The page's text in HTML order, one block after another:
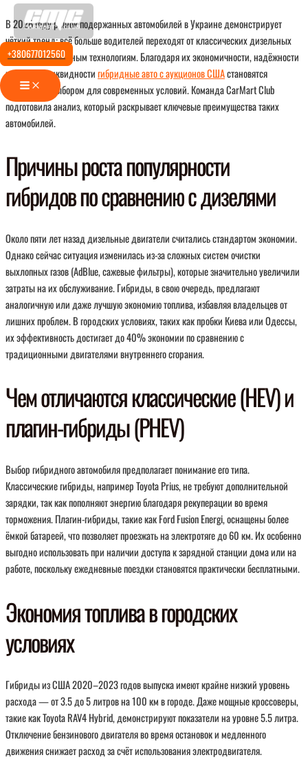
Перейти
к
содержимому
+380677012560
Main
Menu
В 2026 году рынок подержанных автомобилей в Украине демонстрирует
чёткий тренд: всё больше водителей переходят от классических дизельных
моторов к гибридным технологиям. Благодаря их экономичности, надёжности
и высокой ликвидностигибридные авто с аукционов СШАстановятся
идеальным выбором для современных условий. Команда CarMart Club
подготовила анализ, который раскрывает ключевые преимущества таких
автомобилей.
Причины роста популярности
гибридов по сравнению с дизелями
Около пяти лет назад дизельные двигатели считались стандартом экономии.
Однако сейчас ситуация изменилась из-за сложных систем очистки
выхлопных газов (AdBlue, сажевые фильтры), которые значительно увеличили
затраты на их обслуживание. Гибриды, в свою очередь, предлагают
аналогичную или даже лучшую экономию топлива, избавляя владельцев от
лишних проблем. В городских условиях, таких как пробки Киева или Одессы,
их эффективность достигает до 40% экономии по сравнению с
традиционными двигателями внутреннего сгорания.
Чем отличаются классические (HEV) и
плагин-гибриды (PHEV)
Выбор гибридного автомобиля предполагает понимание его типа.
Классические гибриды, например Toyota Prius, не требуют дополнительной
зарядки, так как пополняют энергию благодаря рекуперации во время
торможения. Плагин-гибриды, такие как Ford Fusion Energi, оснащены более
ёмкой батареей, что позволяет проезжать на электротяге до 60 км. Их особенно
выгодно использовать при наличии доступа к зарядной станции дома или на
работе, поскольку ежедневные поездки становятся практически бесплатными.
Экономия топлива в городских
условиях
Гибриды из США 2020–2023 годов выпуска имеют крайне низкий уровень
расхода — от 3.5 до 5 литров на 100 км в городе. Даже мощные кроссоверы,
такие как Toyota RAV4 Hybrid, демонстрируют показатели на уровне 5.5 литра.
Отключение бензинового двигателя во время остановок и медленного
движения снижает расход за счёт использования электродвигателя.